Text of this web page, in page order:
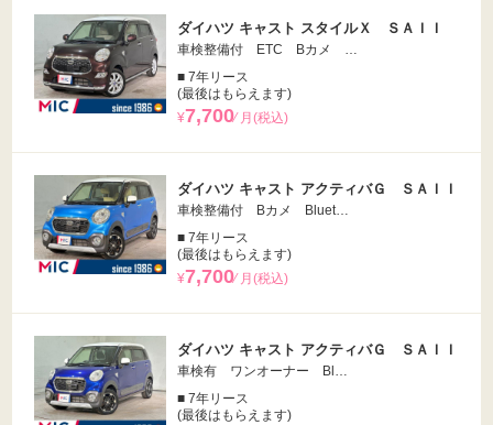
ダイハツ キャスト スタイルＸ ＳＡＩＩ
車検整備付 ETC Bカメ …
■ 7年リース
(最後はもらえます)
¥7,700⁄ 月(税込)
ダイハツ キャスト アクティバＧ ＳＡＩＩ
車検整備付 Bカメ Bluet…
■ 7年リース
(最後はもらえます)
¥7,700⁄ 月(税込)
ダイハツ キャスト アクティバＧ ＳＡＩＩ
車検有 ワンオーナー Bl…
■ 7年リース
(最後はもらえます)